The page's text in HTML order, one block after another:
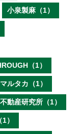
小泉製麻（1）
（1）
マルタカ（1）
動産研究所（1）
）